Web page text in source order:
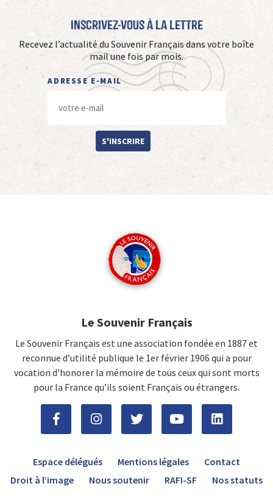
Inscrivez-vous à La Lettre
Recevez l’actualité du Souvenir Français dans votre boîte
mail une fois par mois.
ADRESSE E-MAIL
S'INSCRIRE
Le Souvenir Français
Le Souvenir Français est une association fondée en 1887 et
reconnue d’utilité publique le 1er février 1906 qui a pour
vocation d'honorer la mémoire de tous ceux qui sont morts
pour la France qu’ils soient Français ou étrangers.
Espace délégués Mentions légales
Contact
Droit à l’image
Nous soutenir RAFI-SF Nos statuts